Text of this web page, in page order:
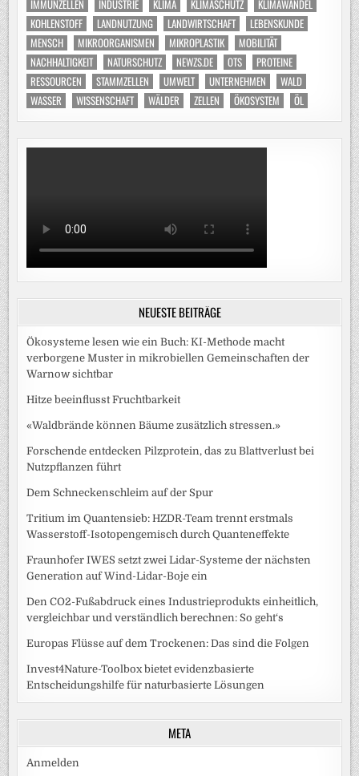
IMMUNZELLEN INDUSTRIE KLIMA KLIMASCHUTZ
KLIMAWANDEL
KOHLENSTOFF
LANDNUTZUNG LANDWIRTSCHAFT
LEBENSKUNDE
MENSCH
MIKROORGANISMEN MIKROPLASTIK
MOBILITÄT
NACHHALTIGKEIT
NATURSCHUTZ NEWZS.DE OTS
PROTEINE
RESSOURCEN
STAMMZELLEN UMWELT UNTERNEHMEN
WALD
WASSER
WISSENSCHAFT WÄLDER ZELLEN ÖKOSYSTEM ÖL
NEUESTE BEITRÄGE
Ökosysteme lesen wie ein Buch: KI-Methode macht
verborgene Muster in mikrobiellen Gemeinschaften der
Warnow sichtbar
Hitze beeinflusst Fruchtbarkeit
«Waldbrände können Bäume zusätzlich stressen.»
Forschende entdecken Pilzprotein, das zu Blattverlust bei
Nutzpflanzen führt
Dem Schneckenschleim auf der Spur
Tritium im Quantensieb: HZDR-Team trennt erstmals
Wasserstoff-Isotopengemisch durch Quanteneffekte
Fraunhofer IWES setzt zwei Lidar-Systeme der nächsten
Generation auf Wind-Lidar-Boje ein
Den CO2-Fußabdruck eines Industrieprodukts einheitlich,
vergleichbar und verständlich berechnen: So geht‘s
Europas Flüsse auf dem Trockenen: Das sind die Folgen
Invest4Nature-Toolbox bietet evidenzbasierte
Entscheidungshilfe für naturbasierte Lösungen
META
Anmelden